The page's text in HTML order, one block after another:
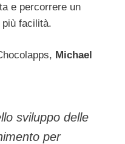
e percorrere un
facilità.
Michael
sviluppo delle
per